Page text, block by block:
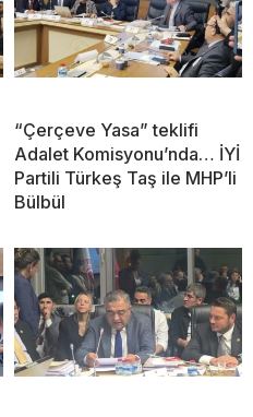
“Çerçeve Yasa” teklifi
Adalet Komisyonu’nda… İYİ
Partili Türkeş Taş ile MHP’li
Bülbül